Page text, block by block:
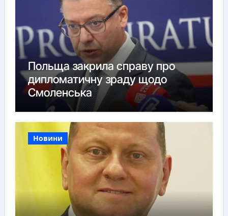
Польща закрила справу про
дипломатичну зраду щодо
Смоленська
Новини